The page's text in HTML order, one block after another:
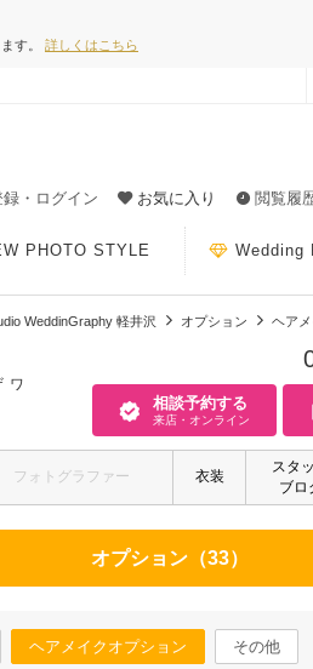
す。 詳しくはこちら
録・ログイン
お気に入り 閲覧履
PHOTO STYLE Wedding
WeddinGraphy 軽井沢 オプション ヘア
ワ
相談予約する
来店・オンライン
フォトグラファー 衣装
スタ
ブロ
オプション（33）
ヘアメイクオプション その他